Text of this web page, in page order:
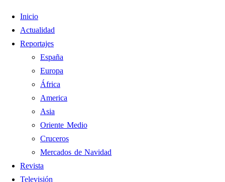
Inicio
Actualidad
Reportajes
España
Europa
África
America
Asia
Oriente Medio
Cruceros
Mercados de Navidad
Revista
Televisión